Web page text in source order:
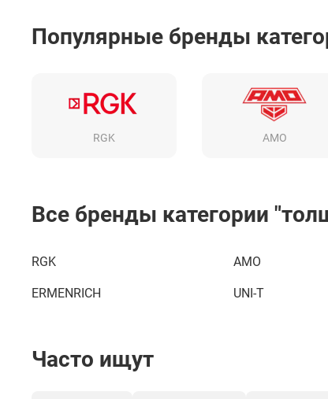
приходится покупать авто. Топ за свои
деньги.
Популярные бренды
RGK AMO
Все бренды категории
RGK AMO
ERMENRICH UNI-T
Часто ищут